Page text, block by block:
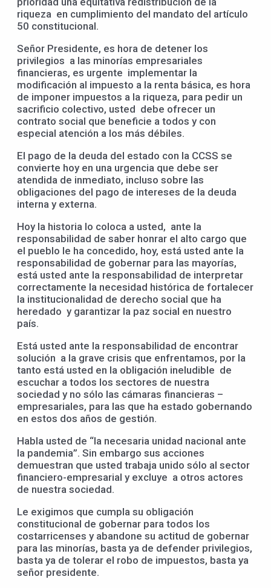
riqueza en cumplimiento del mandato del artículo
50 constitucional.
Señor Presidente, es hora de detener los
privilegios a las minorías empresariales
financieras, es urgente implementar la
modificación al impuesto a la renta básica, es hora
de imponer impuestos a la riqueza, para pedir un
sacrificio colectivo, usted debe ofrecer un
contrato social que beneficie a todos y con
especial atención a los más débiles.
El pago de la deuda del estado con la CCSS se
convierte hoy en una urgencia que debe ser
atendida de inmediato, incluso sobre las
obligaciones del pago de intereses de la deuda
interna y externa.
Hoy la historia lo coloca a usted, ante la
responsabilidad de saber honrar el alto cargo que
el pueblo le ha concedido, hoy, está usted ante la
responsabilidad de gobernar para las mayorías,
está usted ante la responsabilidad de interpretar
correctamente la necesidad histórica de fortalecer
la institucionalidad de derecho social que ha
heredado y garantizar la paz social en nuestro
país.
Está usted ante la responsabilidad de encontrar
solución a la grave crisis que enfrentamos, por la
tanto está usted en la obligación ineludible de
escuchar a todos los sectores de nuestra
sociedad y no sólo las cámaras financieras –
empresariales, para las que ha estado gobernando
en estos dos años de gestión.
Habla usted de “la necesaria unidad nacional ante
la pandemia”. Sin embargo sus acciones
demuestran que usted trabaja unido sólo al sector
financiero-empresarial y excluye a otros actores
de nuestra sociedad.
Le exigimos que cumpla su obligación
constitucional de gobernar para todos los
costarricenses y abandone su actitud de gobernar
para las minorías, basta ya de defender privilegios,
basta ya de tolerar el robo de impuestos, basta ya
señor presidente.